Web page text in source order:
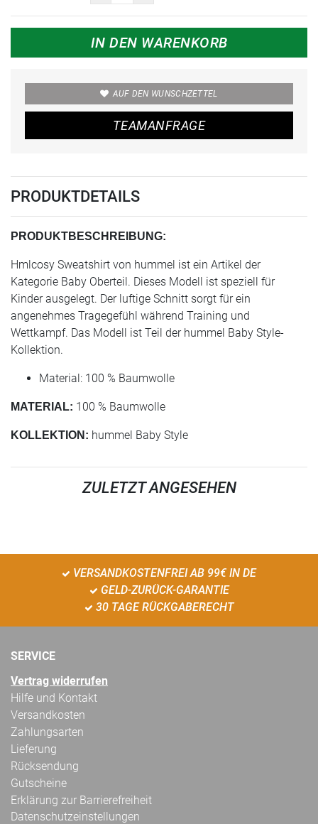
IN DEN WARENKORB
AUF DEN WUNSCHZETTEL
TEAMANFRAGE
PRODUKTDETAILS
PRODUKTBESCHREIBUNG:
Hmlcosy Sweatshirt von hummel ist ein Artikel der
Kategorie Baby Oberteil. Dieses Modell ist speziell für
Kinder ausgelegt. Der luftige Schnitt sorgt für ein
angenehmes Tragegefühl während Training und
Wettkampf. Das Modell ist Teil der hummel Baby Style-
Kollektion.
Material: 100 % Baumwolle
MATERIAL: 100 % Baumwolle
KOLLEKTION: hummel Baby Style
ZULETZT ANGESEHEN
VERSANDKOSTENFREI AB 99€ IN DE
GELD-ZURÜCK-GARANTIE
30 TAGE RÜCKGABERECHT
SERVICE
Vertrag widerrufen
Hilfe und Kontakt
Versandkosten
Zahlungsarten
Lieferung
Rücksendung
Gutscheine
Erklärung zur Barrierefreiheit
Datenschutzeinstellungen